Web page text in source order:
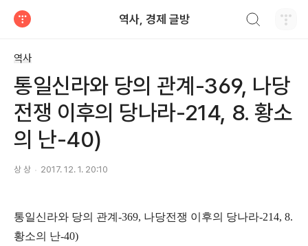
역사, 경제 글방
역사
통일신라와 당의 관계-369, 나당
전쟁 이후의 당나라-214, 8. 황소
의 난-40)
상 상 2017. 12. 1. 20:10
통일신라와 당의 관계 -369, 나당전쟁 이후의 당나라-214, 8.
황소의 난-40)